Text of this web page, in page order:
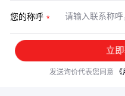
您的称呼
立
发送询价代表您同意